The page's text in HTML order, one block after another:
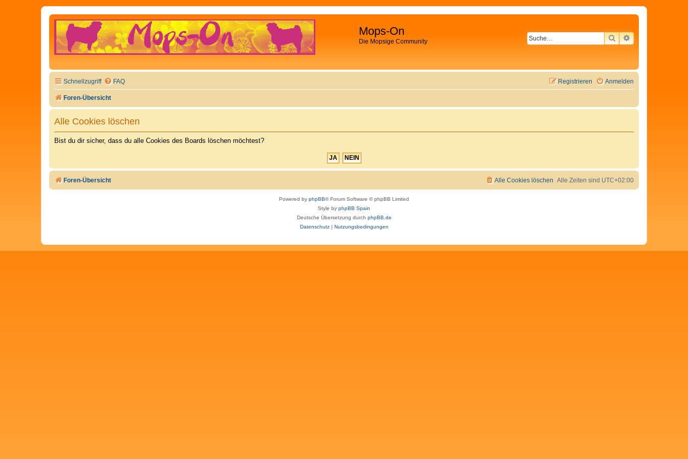
Mops-On
Die Mopsige Community SUCHEERWEITERTE
Schnellzugriff FAQ Anmelden
Registrieren
Foren-Übersicht
Alle Cookies löschen
Bist du dir sicher, dass du alle Cookies des Boards löschen möchtest?
Foren-Übersicht Alle Zeiten sind UTC+02:00
Alle Cookies löschen
Powered by phpBB® Forum Software © phpBB Limited
Style by phpBB Spain
Deutsche Übersetzung durch phpBB.de
Datenschutz| Nutzungsbedingungen